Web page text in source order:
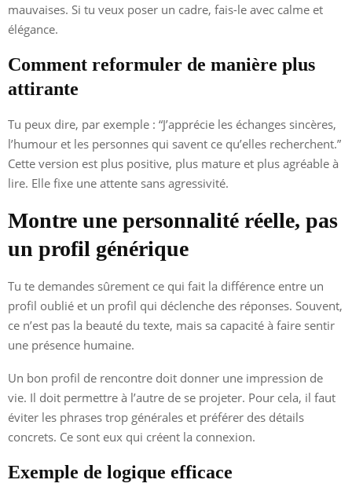
mauvaises. Si tu veux poser un cadre, fais-le avec calme et
élégance.
Comment reformuler de manière plus
attirante
Tu peux dire, par exemple : “J’apprécie les échanges sincères,
l’humour et les personnes qui savent ce qu’elles recherchent.”
Cette version est plus positive, plus mature et plus agréable à
lire. Elle fixe une attente sans agressivité.
Montre une personnalité réelle, pas
un profil générique
Tu te demandes sûrement ce qui fait la différence entre un
profil oublié et un profil qui déclenche des réponses. Souvent,
ce n’est pas la beauté du texte, mais sa capacité à faire sentir
une présence humaine.
Un bon profil de rencontre doit donner une impression de
vie. Il doit permettre à l’autre de se projeter. Pour cela, il faut
éviter les phrases trop générales et préférer des détails
concrets. Ce sont eux qui créent la connexion.
Exemple de logique efficace